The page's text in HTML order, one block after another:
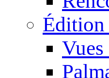
Édition